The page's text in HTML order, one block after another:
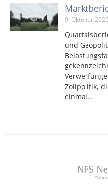
9. Oktober 2025
und
Zollpolitik,
einmal…